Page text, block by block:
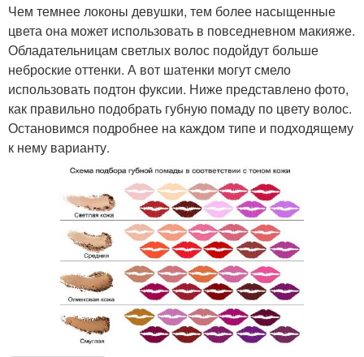
Чем темнее локоны девушки, тем более насыщенные
цвета она может использовать в повседневном макияже.
Обладательницам светлых волос подойдут больше
неброские оттенки. А вот шатенки могут смело
использовать подтон фуксии. Ниже представлено фото,
как правильно подобрать губную помаду по цвету волос.
Остановимся подробнее на каждом типе и подходящему
к нему варианту.